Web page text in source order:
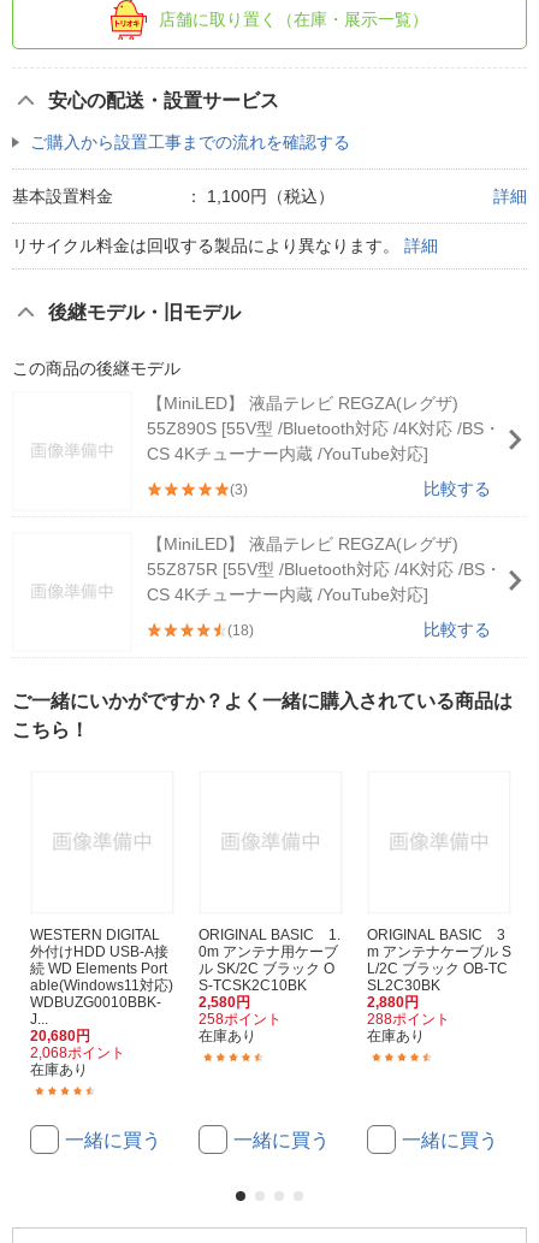
店舗に取り置く（在庫・展示一覧）
安心の配送・設置サービス
ご購入から設置工事までの流れを確認する
基本設置料金 ： 1,100円（税込） 詳細
リサイクル料金は回収する製品により異なります。 詳細
後継モデル・旧モデル
この商品の後継モデル
【MiniLED】 液晶テレビ REGZA(レグザ)
55Z890S [55V型 /Bluetooth対応 /4K対応 /BS・
CS 4Kチューナー内蔵 /YouTube対応]
(3) 比較する
【MiniLED】 液晶テレビ REGZA(レグザ)
55Z875R [55V型 /Bluetooth対応 /4K対応 /BS・
CS 4Kチューナー内蔵 /YouTube対応]
(18) 比較する
ご一緒にいかがですか？よく一緒に購入されている商品は
こちら！
WESTERN DIGITAL
外付けHDD USB-A接
続 WD Elements Port
able(Windows11対応)
WDBUZG0010BBK-
J...
20,680円
2,068ポイント
在庫あり
一緒に買う
ORIGINAL BASIC 1.
0m アンテナ用ケーブ
ル SK/2C ブラック O
S-TCSK2C10BK
2,580円
258ポイント
在庫あり
一緒に買う
ORIGINAL BASIC 3
m アンテナケーブル S
L/2C ブラック OB-TC
SL2C30BK
2,880円
288ポイント
在庫あり
一緒に買う